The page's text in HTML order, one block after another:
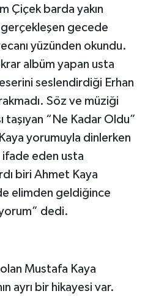
Çiçek barda yakın
gerçekleşen gecede
yüzünden okundu.
albüm yapan usta
seslendirdiği Erhan
Söz ve müziği
taşıyan “Ne Kadar Oldu”
yorumuyla dinlerken
eden usta
biri Ahmet Kaya
elimden geldiğince
dedi.
Mustafa Kaya
ayrı bir hikayesi var.